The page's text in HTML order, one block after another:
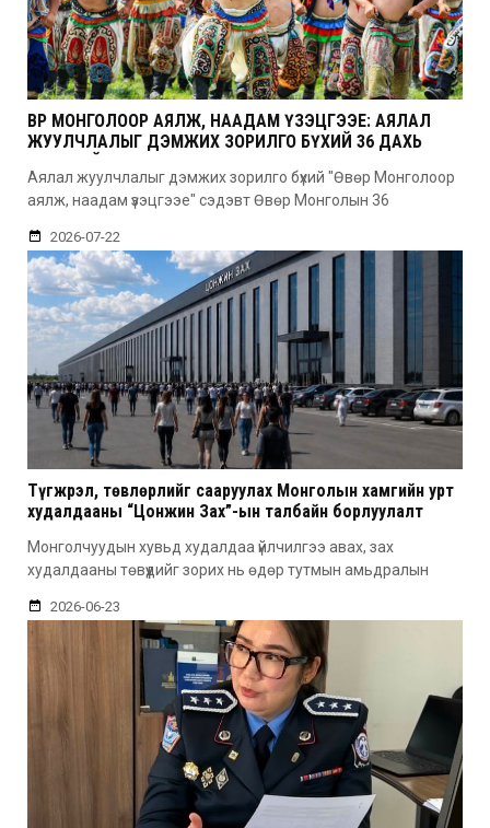
ӨВӨР МОНГОЛООР АЯЛЖ, НААДАМ ҮЗЭЦГЭЭЕ: АЯЛАЛ
ЖУУЛЧЛАЛЫГ ДЭМЖИХ ЗОРИЛГО БҮХИЙ 36 ДАХЬ
Аялал жуулчлалыг дэмжих зорилго бүхий "Өвөр Монголоор
аялж, наадам үзэцгээе" сэдэвт Өвөр Монголын 36
2026-07-22
Түгжрэл, төвлөрлийг сааруулах Монголын хамгийн урт
худалдааны “Цонжин Зах”-ын талбайн борлуулалт
Монголчуудын хувьд худалдаа үйлчилгээ авах, зах
худалдааны төвүүдийг зорих нь өдөр тутмын амьдралын
2026-06-23